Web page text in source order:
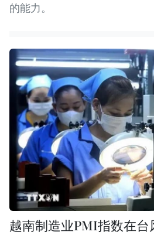
的能力。
越南制造业PMI指数在台